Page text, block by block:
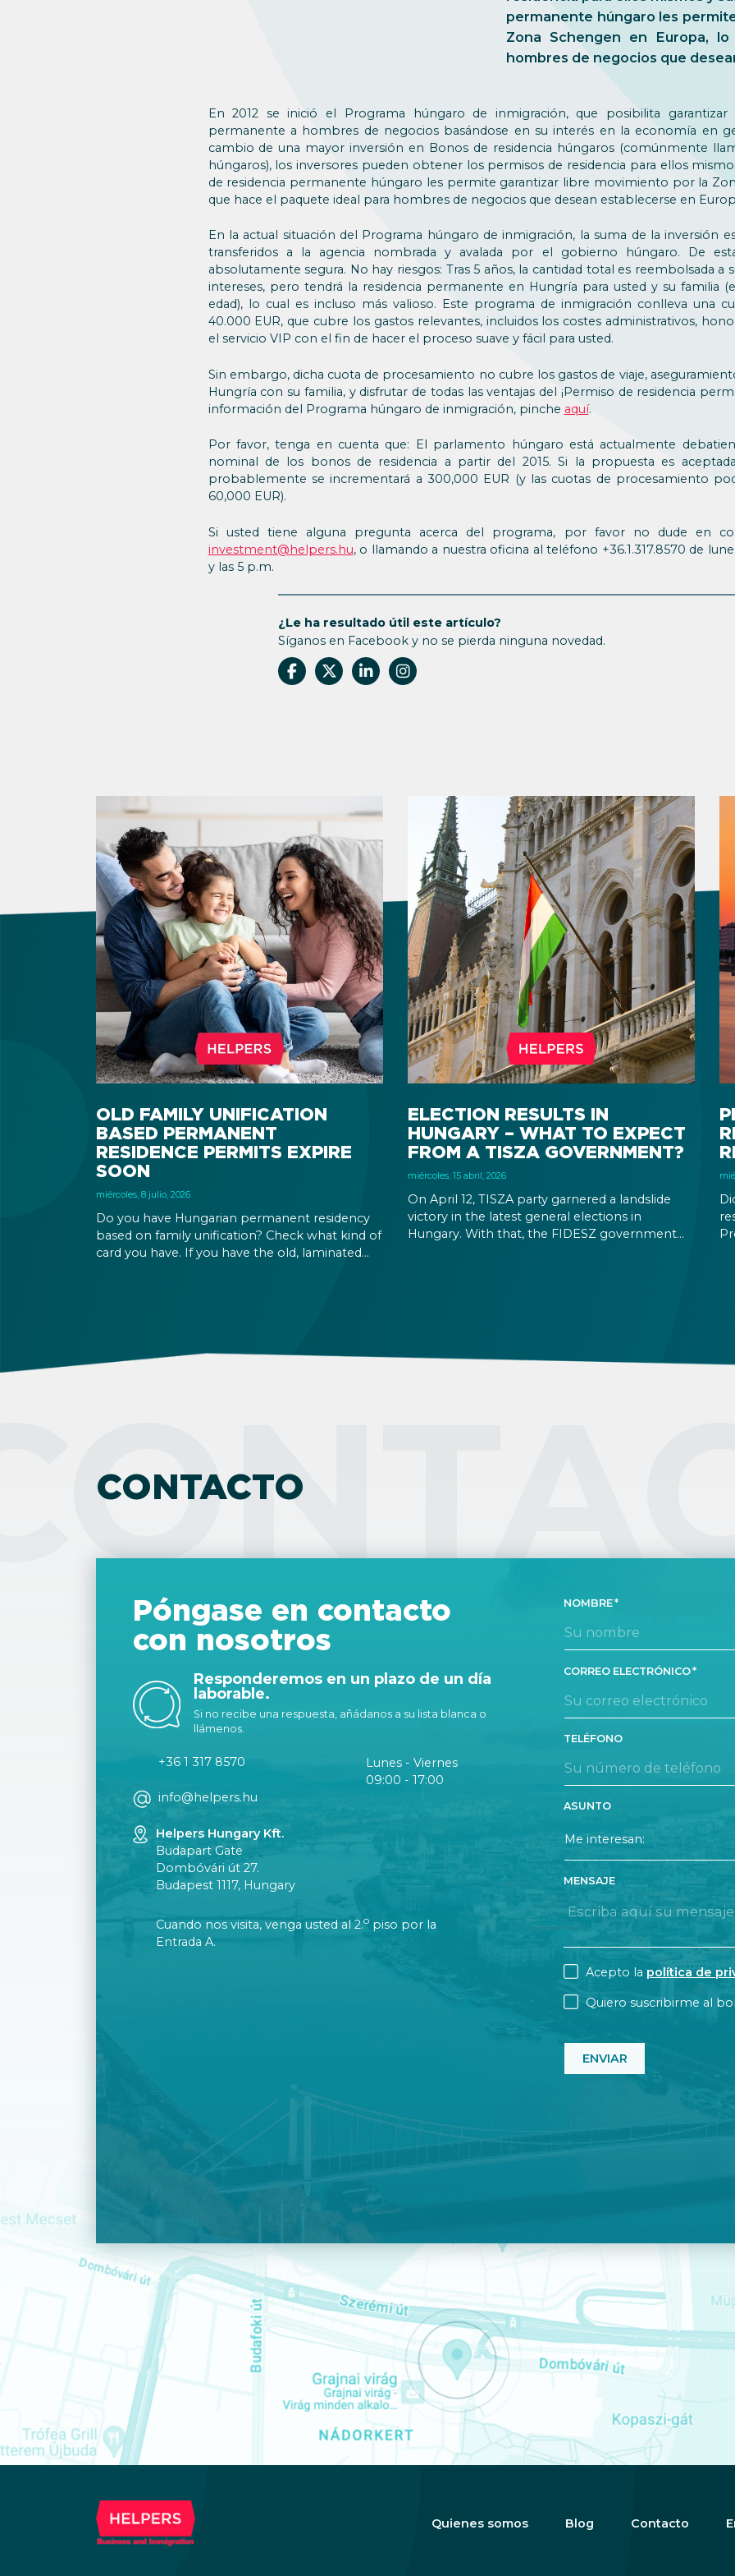
permanente húngaro les
Zona Schengen en Europa,
hombres de negocios que
En 2012 se inició el Programa húngaro de inmigración, que posibilita
permanente a hombres de negocios basándose en su interés en la economía en
cambio de una mayor inversión en Bonos de residencia húngaros (comúnmente
húngaros), los inversores pueden obtener los permisos de residencia para ellos
de residencia permanente húngaro les permite garantizar libre movimiento por la
que hace el paquete ideal para hombres de negocios que desean establecerse en
En la actual situación del Programa húngaro de inmigración, la suma de la inversión
transferidos a la agencia nombrada y avalada por el gobierno húngaro. De
absolutamente segura. No hay riesgos: Tras 5 años, la cantidad total es reembolsada a
intereses, pero tendrá la residencia permanente en Hungría para usted y su familia
edad), lo cual es incluso más valioso. Este programa de inmigración conlleva una
40.000 EUR, que cubre los gastos relevantes, incluidos los costes administrativos,
el servicio VIP con el fin de hacer el proceso suave y fácil para usted.
Sin embargo, dicha cuota de procesamiento no cubre los gastos de viaje,
Hungría con su familia, y disfrutar de todas las ventajas del ¡Permiso de residencia
información del Programa húngaro de inmigración, pinche aquí.
Por favor, tenga en cuenta que: El parlamento húngaro está actualmente
nominal de los bonos de residencia a partir del 2015. Si la propuesta es
probablemente se incrementará a 300,000 EUR (y las cuotas de procesamiento
60,000 EUR).
Si usted tiene alguna pregunta acerca del programa, por favor no dude en
investment@helpers.hu, o llamando a nuestra oficina al teléfono +36.1.317.8570 de
y las 5 p.m.
¿Le ha resultado útil este artículo?
Síganos en Facebook y no se pierda ninguna novedad.
OLD FAMILY UNIFICATION
BASED PERMANENT
RESIDENCE PERMITS EXPIRE
SOON
miércoles, 8 julio, 2026
Do you have Hungarian permanent residency
based on family unification? Check what kind of
card you have. If you have the old, laminated
ELECTION RESULTS IN
HUNGARY – WHAT TO EXPECT
FROM A TISZA GOVERNMENT?
miércoles, 15 abril, 2026
On April 12, TISZA party garnered a landslide
victory in the latest general elections in
Hungary. With that, the FIDESZ government
CONTACTO
Póngase en contacto
con nosotros
Responderemos en un plazo de un día
laborable.
Si no recibe una respuesta, añádanos a su lista blanca o
llámenos.
+36 1 317 8570
info@helpers.hu
Lunes - Viernes
09:00 - 17:00
Helpers Hungary Kft.
Budapart Gate
Dombóvári út 27.
Budapest 1117, Hungary
Cuando nos visita, venga usted al 2.opiso por la
Entrada A.
NOMBRE
CORREO ELECTRÓNICO
TELÉFONO
ASUNTO
MENSAJE
CONSENT
Acepto la política de
NEWSLETTER
Quiero suscribirme al
Quienes somos Blog Contacto